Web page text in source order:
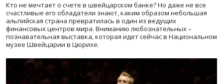
Кто не мечтает о счете в швейцарском банке? Но даже не все
счастливые его обладатели знают, каким образом небольшая
альпийская страна превратилась в один из ведущих
финансовых центров мира. Вниманию любознательных –
познавательная выставка, которая идет сейчас в Национальном
музее Швейцарии в Цюрихе.